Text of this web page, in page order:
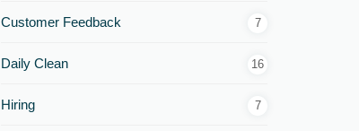
Customer Feedback 7
Daily Clean 16
Hiring 7